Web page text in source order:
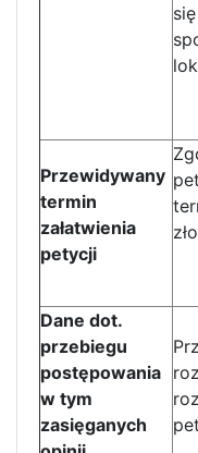
Przewidywany
termin
załatwienia
petycji
Dane dot.
przebiegu
postępowania
w tym
zasięganych